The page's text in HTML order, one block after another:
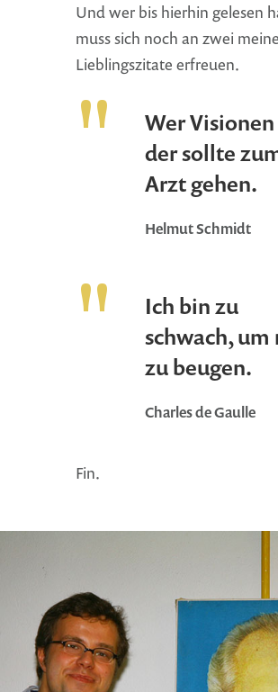
Und wer bis hierhin gelesen
muss sich noch an zwei
Lieblingszitate erfreuen.
Wer
der sollte
Arzt gehen.
Helmut Schmidt
Ich bin zu
schwach, um
zu beugen.
Charles de Gaulle
Fin.